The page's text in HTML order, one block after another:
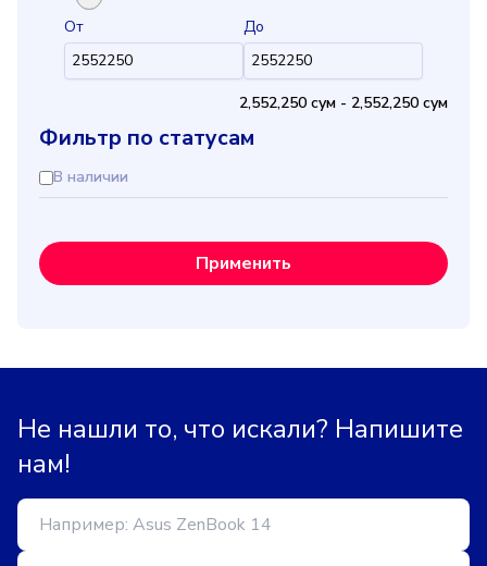
От До
2,552,250 cум - 2,552,250 cум
Фильтр по статусам
В наличии
Применить
Не нашли то, что искали? Напишите
нам!